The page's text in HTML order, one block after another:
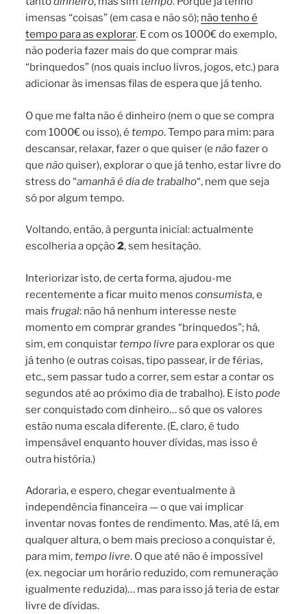
imensas “coisas” (em casa e não só); não tenho é
tempo para as explorar. E com os 1000€ do exemplo,
não poderia fazer mais do que comprar mais
“brinquedos” (nos quais incluo livros, jogos, etc.) para
adicionar às imensas filas de espera que já tenho.
O que me falta não é dinheiro (nem o que se compra
com 1000€ ou isso), étempo. Tempo para mim: para
descansar, relaxar, fazer o que quiser (enãofazer o
quenãoquiser), explorar o que já tenho, estar livre do
stress do “amanhã é dia de trabalho“, nem que seja
só por algum tempo.
Voltando, então, à pergunta inicial: actualmente
escolheria a opção2, sem hesitação.
Interiorizar isto, de certa forma, ajudou-me
recentemente a ficar muito menosconsumista, e
maisfrugal: não há nenhum interesse neste
momento em comprar grandes “brinquedos”; há,
sim, em conquistartempo livre para explorar os que
já tenho (e outras coisas, tipo passear, ir de férias,
etc., sem passar tudo a correr, sem estar a contar os
segundos até ao próximo dia de trabalho). E istopode
ser conquistado com dinheiro… só que os valores
estão numa escala diferente. (E, claro, é tudo
impensável enquanto houver dívidas, mas isso é
outra história.)
Adoraria, e espero, chegar eventualmente à
independência financeira — o que vai implicar
inventar novas fontes de rendimento. Mas, até lá, em
qualquer altura, o bem mais precioso a conquistar é,
para mim,tempo livre. O que até não é impossível
(ex. negociar um horário reduzido, com remuneração
igualmente reduzida)… mas para isso já teria de estar
livre de dívidas.